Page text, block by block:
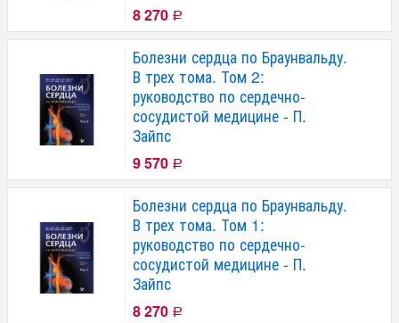
8 270 Р
Болезни сердца по Браунвальду.
В трех тома. Том 2:
руководство по сердечно-
сосудистой медицине - П.
Зайпс
9 570 Р
Болезни сердца по Браунвальду.
В трех тома. Том 1:
руководство по сердечно-
сосудистой медицине - П.
Зайпс
8 270 Р